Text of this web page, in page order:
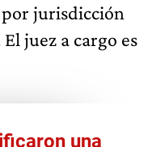
jurisdicción
juez a cargo es
una